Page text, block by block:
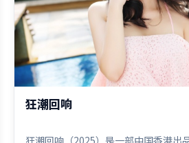
狂潮回响